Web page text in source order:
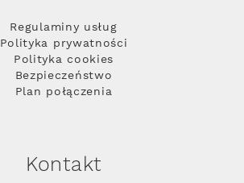
Regulaminy usług
Polityka prywatności
Polityka cookies
Bezpieczeństwo
Plan połączenia
Kontakt